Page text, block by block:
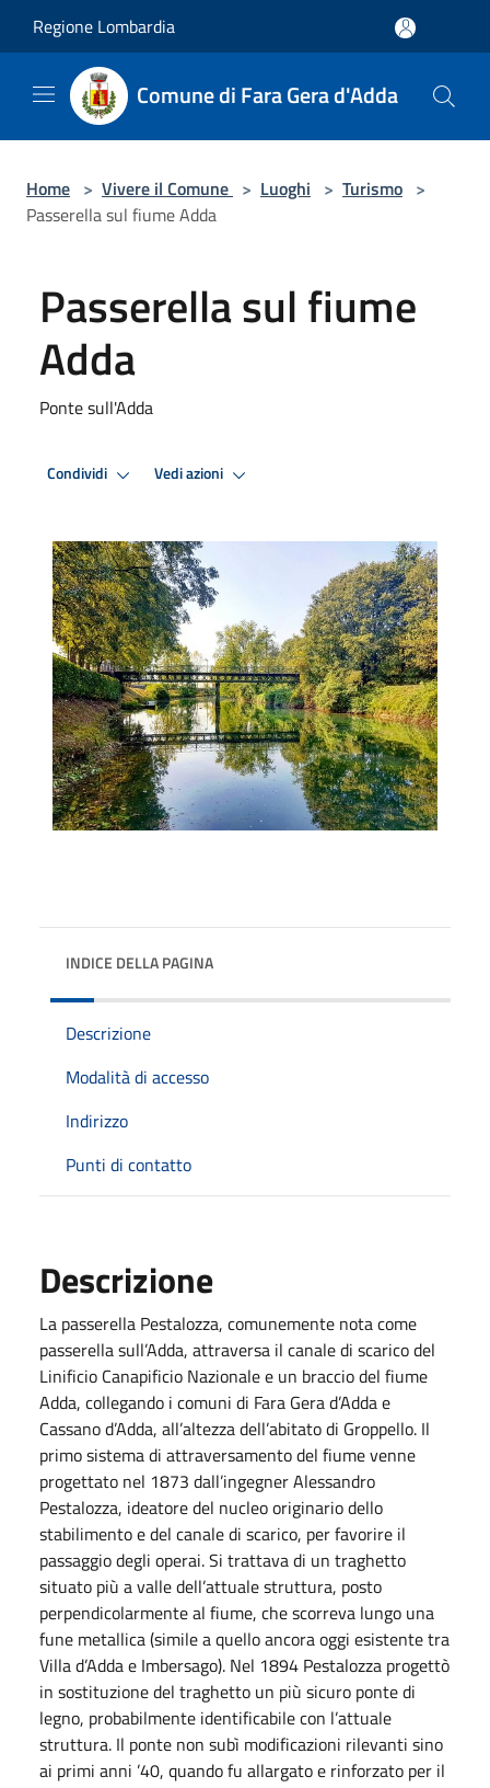
Regione Lombardia
Comune di Fara Gera d'Adda
Home > Vivere il Comune > Luoghi > Turismo >
Passerella sul fiume Adda
Passerella sul fiume
Adda
Ponte sull'Adda
Condividi Vedi azioni
INDICE DELLA PAGINA
Descrizione
Modalità di accesso
Indirizzo
Punti di contatto
Descrizione
La passerella Pestalozza, comunemente nota come
passerella sull’Adda, attraversa il canale di scarico del
Linificio Canapificio Nazionale e un braccio del fiume
Adda, collegando i comuni di Fara Gera d’Adda e
Cassano d’Adda, all’altezza dell’abitato di Groppello. Il
primo sistema di attraversamento del fiume venne
progettato nel 1873 dall’ingegner Alessandro
Pestalozza, ideatore del nucleo originario dello
stabilimento e del canale di scarico, per favorire il
passaggio degli operai. Si trattava di un traghetto
situato più a valle dell’attuale struttura, posto
perpendicolarmente al fiume, che scorreva lungo una
fune metallica (simile a quello ancora oggi esistente tra
Villa d’Adda e Imbersago). Nel 1894 Pestalozza progettò
in sostituzione del traghetto un più sicuro ponte di
legno, probabilmente identificabile con l’attuale
struttura. Il ponte non subì modificazioni rilevanti sino
ai primi anni ’40, quando fu allargato e rinforzato per il